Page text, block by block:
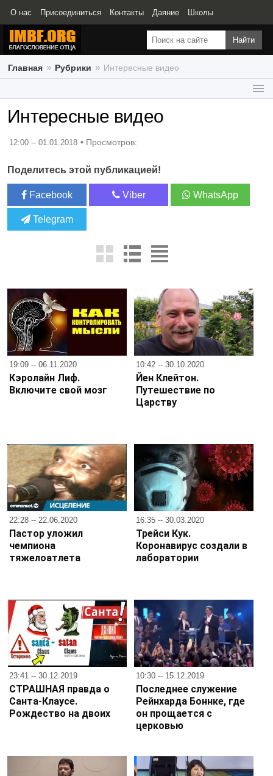
О нас Присоединиться Контакты Даяние Школы
Свидетельства
Главная Рубрики Интересные видео
Интересные статьи
Интересные конференции
Интересные видео
12:00 -- 01.01.2018
Поделитесь этой публикацией!
Facebook Viber WhatsApp
Telegram
19:09 -- 06.11.2020
Кэролайн Лиф.
Включите свой мозг
10:42 -- 30.10.2020
Йен Клейтон.
Путешествие по
Царству
22:28 -- 22.06.2020
Пастор уложил
чемпиона
тяжелоатлета
16:35 -- 30.03.2020
Трейси Кук.
Коронавирус создали в
лаборатории
23:41 -- 30.12.2019
СТРАШНАЯ правда о
Санта-Клаусе.
Рождество на двоих
10:30 -- 15.12.2019
Последнее служение
Рейнхарда Боннке, где
он прощается с
церковью